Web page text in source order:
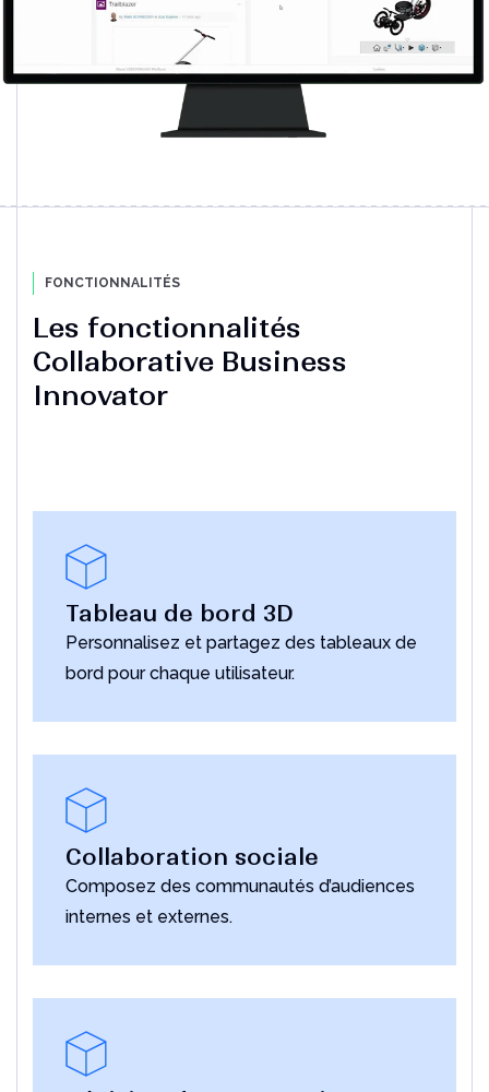
FONCTIONNALITÉS
Les fonctionnalités
Collaborative Business
Innovator
Tableau de bord 3D
Personnalisez et partagez des tableaux de
bord pour chaque utilisateur.
Collaboration sociale
Composez des communautés d’audiences
internes et externes.